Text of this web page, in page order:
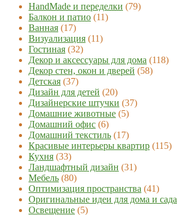
HandMade и переделки (79)
Балкон и патио (11)
Ванная (17)
Визуализация (11)
Гостиная (32)
Декор и аксессуары для дома (118)
Декор стен, окон и дверей (58)
Детская (37)
Дизайн для детей (20)
Дизайнерские штучки (37)
Домашние животные (5)
Домашний офис (6)
Домашний текстиль (17)
Красивые интерьеры квартир (115)
Кухня (33)
Ландшафтный дизайн (31)
Мебель (80)
Оптимизация пространства (41)
Оригинальные идеи для дома и сада
Освещение (5)